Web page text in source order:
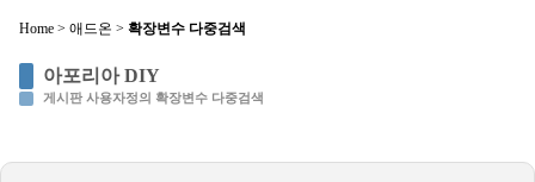
Home > 애드온 > 확장변수 다중검색
아포리아 DIY
게시판 사용자정의 확장변수 다중검색
Sketchbook5, 스케치북5